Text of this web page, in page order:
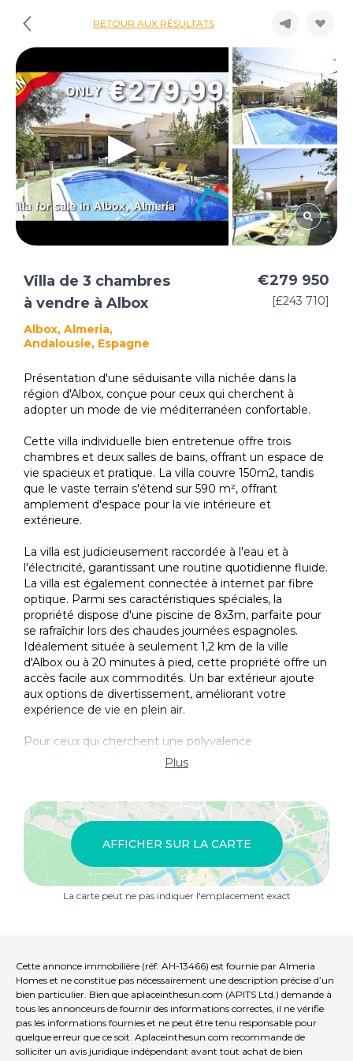
RETOUR AUX RÉSULTATS
Villa de 3 chambres
à vendre à Albox
Albox, Almeria,
Andalousie, Espagne
€279 950
[£243 710]
Présentation d'une séduisante villa nichée dans la
région d'Albox, conçue pour ceux qui cherchent à
adopter un mode de vie méditerranéen confortable.
Cette villa individuelle bien entretenue offre trois
chambres et deux salles de bains, offrant un espace de
vie spacieux et pratique. La villa couvre 150m2, tandis
que le vaste terrain s'étend sur 590 m², offrant
amplement d'espace pour la vie intérieure et
extérieure.
La villa est judicieusement raccordée à l'eau et à
l'électricité, garantissant une routine quotidienne fluide.
La villa est également connectée à internet par fibre
optique. Parmi ses caractéristiques spéciales, la
propriété dispose d'une piscine de 8x3m, parfaite pour
se rafraîchir lors des chaudes journées espagnoles.
Idéalement située à seulement 1,2 km de la ville
d'Albox ou à 20 minutes à pied, cette propriété offre un
accès facile aux commodités. Un bar extérieur ajoute
aux options de divertissement, améliorant votre
expérience de vie en plein air.
Pour ceux qui cherchent une polyvalence
supplémentaire, la propriété comprend un garage
indépendant qui peut servir d'espace de vie séparé. Cet
utilisé pour les fêtes en famille, mais il pourrait
facilement être transformé en appartement
autonome. Une place de parking est également
disponible, pour votre commodité. Une piscine privée
ajoute une touche de luxe, offrant une oasis
rafraîchissante dans l'intimité de votre propre espace.
portes mènent à la zone de la piscine, intégrant
harmonieusement la vie intérieure et extérieure. Une
grande véranda couverte surplombe la piscine, offrant
un espace ombragé pour se détendre.
La cuisine entièrement équipée est dotée de plans de
travail en granite et donne accès à l'extérieur, facilitant
Plus
AFFICHER SUR LA CARTE
La carte peut ne pas indiquer l'emplacement exact
Cette annonce immobilière (réf: AH-13466) est fournie par Almeria
Homes et ne constitue pas nécessairement une description précise d’un
bien particulier. Bien que aplaceinthesun.com (APITS Ltd.) demande à
tous les annonceurs de fournir des informations correctes, il ne vérifie
pas les informations fournies et ne peut être tenu responsable pour
quelque erreur que ce soit. Aplaceinthesun.com recommande de
solliciter un avis juridique indépendant avant tout achat de bien